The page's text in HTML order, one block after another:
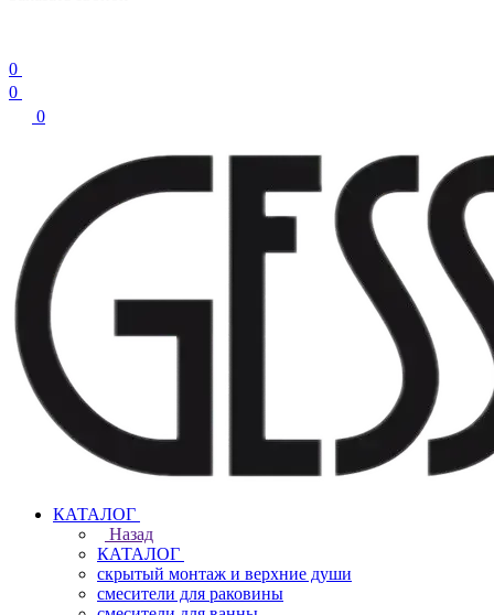
0
0
0
КАТАЛОГ
Назад
КАТАЛОГ
скрытый монтаж и верхние души
смесители для раковины